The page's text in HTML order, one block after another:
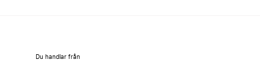
Du handlar från